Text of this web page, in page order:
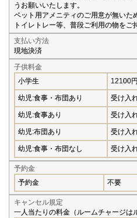
うお願いいたします。
ペット用アメニティのご用意が無いた
トイレトレー等、普段ご利用の物をご
支払い方法
現地決済
子供料金
小学生
12100円
幼児:食事・布団あり 受け入
幼児:食事あり 受け入
幼児:布団あり 受け入
幼児:食事・布団なし 受け入
予約金
予約金
不要
キャンセル規定
一人当たりの料金（ルームチャージは